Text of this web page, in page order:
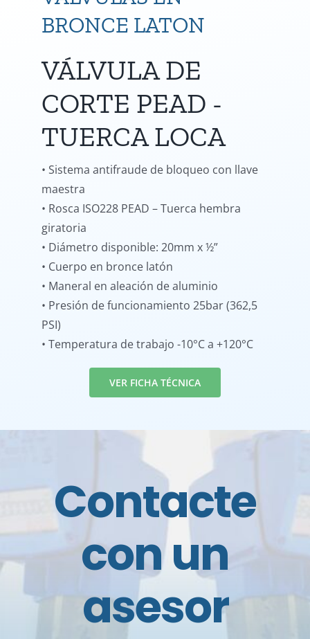
BRONCE LATON
VÁLVULA DE
CORTE PEAD -
TUERCA LOCA
• Sistema antifraude de bloqueo con llave
maestra
• Rosca ISO228 PEAD – Tuerca hembra
giratoria
• Diámetro disponible: 20mm x ½”
• Cuerpo en bronce latón
• Maneral en aleación de aluminio
• Presión de funcionamiento 25bar (362,5
PSI)
• Temperatura de trabajo -10°C a +120°C
VER FICHA TÉCNICA
Contacte
con un
asesor